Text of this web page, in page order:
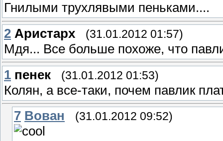
Гнилыми трухлявыми пеньками....
2 Аристарх (31.01.2012 01:57)
Мдя... Все больше похоже, что
1 пенек (31.01.2012 01:53)
Колян, а все-таки, почем павлик
7 Вован (31.01.2012 09:52)